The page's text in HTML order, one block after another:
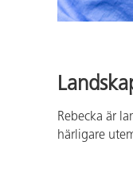
Rebecka är
härligare